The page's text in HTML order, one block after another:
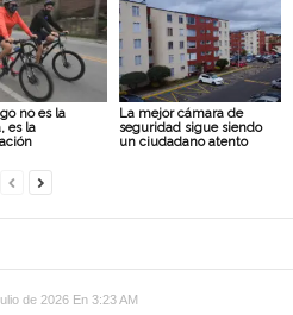
no es la
es la
La mejor cámara de
seguridad sigue siendo
un ciudadano atento
de 2026 En 3:23 AM